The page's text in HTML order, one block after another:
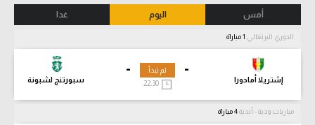
أمس اليوم غدا
الدوري البرتغالي
-
إشتريلا أمادورا
-
سبورتنج لشبونة
لم تبدأ
مباريات ودية - أندية